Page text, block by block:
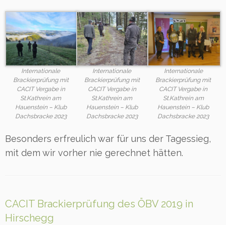
Internationale
Brackierprüfung mit
CACIT Vergabe in
St.Kathrein am
Hauenstein – Klub
Dachsbracke 2023
Internationale
Brackierprüfung mit
CACIT Vergabe in
St.Kathrein am
Hauenstein – Klub
Dachsbracke 2023
Internationale
Brackierprüfung mit
CACIT Vergabe in
St.Kathrein am
Hauenstein – Klub
Dachsbracke 2023
Besonders erfreulich war für uns der Tagessieg,
mit dem wir vorher nie gerechnet hätten.
CACIT Brackierprüfung des ÖBV 2019 in
Hirschegg